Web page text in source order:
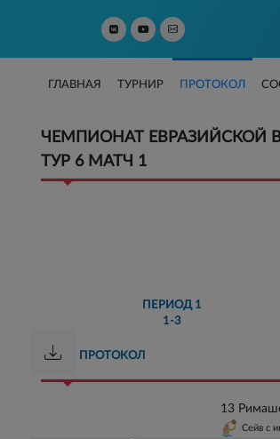
ГЛАВНАЯ ТУРНИР ПРОТОКОЛ
ЧЕМПИОНАТ ЕВРАЗИЙСКОЙ
ТУР 6 МАТЧ 1
ПЕРИОД1
1-3
ПРОТОКОЛ
13
Сейв с